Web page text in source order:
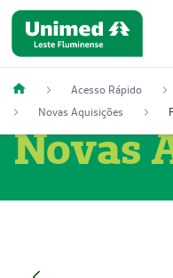
Acesso Rápido
Novas Aquisições
Novas